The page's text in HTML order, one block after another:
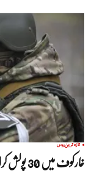
تازہ ترینروس
خارکوف میں 30 پولش کرائے کے فوجیوں کو قتل کردیا گیا، روسی فوج